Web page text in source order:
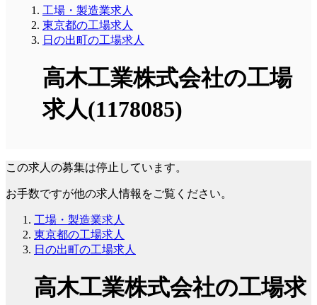
工場・製造業求人
東京都の工場求人
日の出町の工場求人
高木工業株式会社の工場
求人(1178085)
この求人の募集は停止しています。
お手数ですが他の求人情報をご覧ください。
工場・製造業求人
東京都の工場求人
日の出町の工場求人
高木工業株式会社の工場求